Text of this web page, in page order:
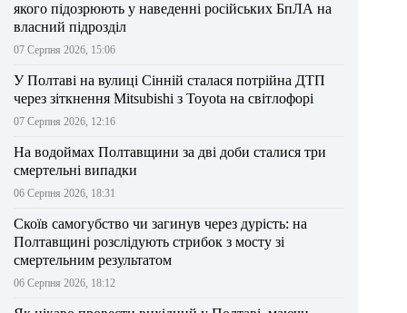
якого підозрюють у наведенні російських БпЛА на
власний підрозділ
07 Серпня 2026, 15:06
У Полтаві на вулиці Сінній сталася потрійна ДТП
через зіткнення Mitsubishi з Toyota на світлофорі
07 Серпня 2026, 12:16
На водоймах Полтавщини за дві доби сталися три
смертельні випадки
06 Серпня 2026, 18:31
Скоїв самогубство чи загинув через дурість: на
Полтавщині розслідують стрибок з мосту зі
смертельним результатом
06 Серпня 2026, 18:12